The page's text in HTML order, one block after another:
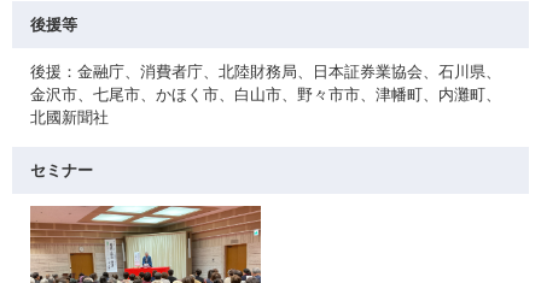
後援等
後援：金融庁、消費者庁、北陸財務局、日本証券業協会、石川県、
金沢市、七尾市、かほく市、白山市、野々市市、津幡町、内灘町、
北國新聞社
セミナー